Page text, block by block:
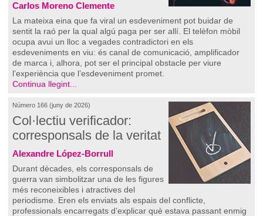
Carlos Moreno Clemente
La mateixa eina que fa viral un esdeveniment pot buidar de
sentit la raó per la qual algú paga per ser allí. El telèfon mòbil
ocupa avui un lloc a vegades contradictori en els
esdeveniments en viu: és canal de comunicació, amplificador
de marca i, alhora, pot ser el principal obstacle per viure
l’experiència que l’esdeveniment promet.
Continua llegint...
Número 166 (juny de 2026)
Col·lectiu verificador:
corresponsals de la veritat
Alexandre López-Borrull
Durant dècades, els corresponsals de
guerra van simbolitzar una de les figures
més reconeixibles i atractives del
periodisme. Eren els enviats als espais del conflicte,
professionals encarregats d’explicar què estava passant enmig